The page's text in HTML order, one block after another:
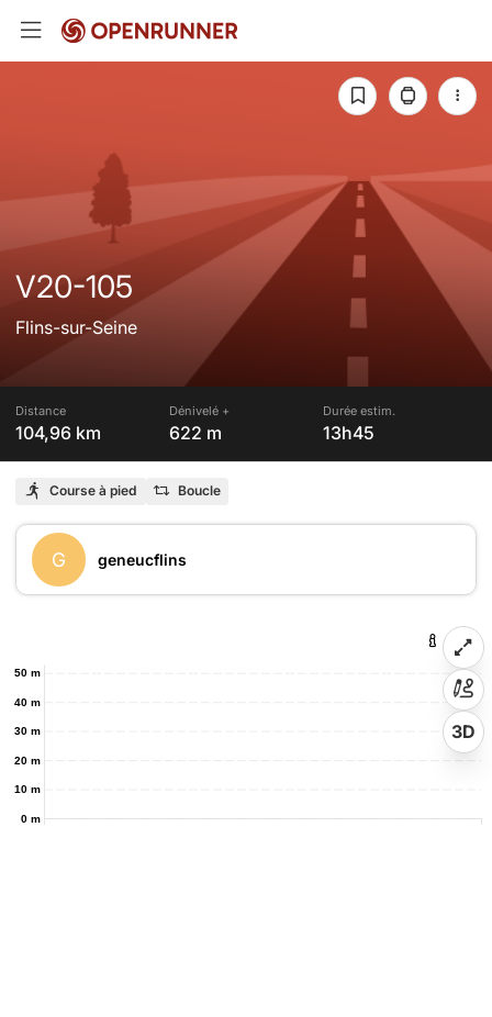
V20-105
Flins-sur-Seine
Distance
104,96 km
Dénivelé +
622 m
Durée estim.
13h45
Course à pied Boucle
G geneucflins
0 m
10 m
20 m
30 m
40 m
50 m
3D